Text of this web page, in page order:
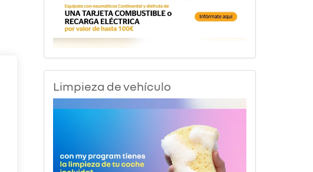
Limpieza de vehículo